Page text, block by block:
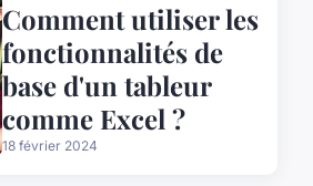
Comment utiliser les
fonctionnalités de
base d'un tableur
comme Excel ?
18 février 2024